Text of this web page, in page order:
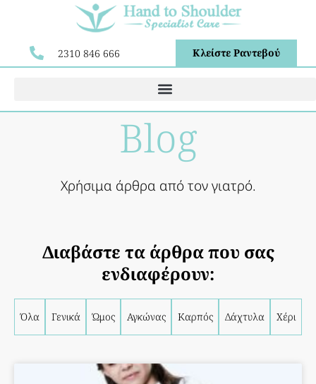
2310 846 666 Κλείστε Ραντεβού
Blog
Χρήσιμα άρθρα από τον γιατρό.
Διαβάστε τα άρθρα που σας
ενδιαφέρουν:
Όλα Γενικά Ώμος Αγκώνας Καρπός Δάχτυλα Χέρι